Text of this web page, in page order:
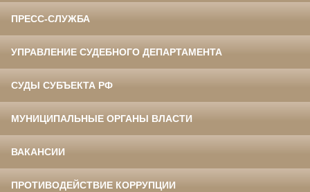
ПРЕСС-СЛУЖБА
УПРАВЛЕНИЕ СУДЕБНОГО ДЕПАРТАМЕНТА
СУДЫ СУБЪЕКТА РФ
МУНИЦИПАЛЬНЫЕ ОРГАНЫ ВЛАСТИ
ВАКАНСИИ
ПРОТИВОДЕЙСТВИЕ КОРРУПЦИИ